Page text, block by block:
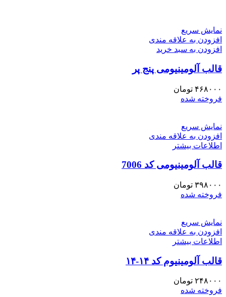
نمایش سریع
افزودن به علاقه مندی
افزودن به سبد خرید
قالب آلومینیومی پنج پر
۴۶۸۰۰۰ تومان
فروخته شده
نمایش سریع
افزودن به علاقه مندی
اطلاعات بیشتر
قالب آلومینیومی کد 7006
۳۹۸۰۰۰ تومان
فروخته شده
نمایش سریع
افزودن به علاقه مندی
اطلاعات بیشتر
قالب آلومینیوم کد ۱۴-۱۴
۲۴۸۰۰۰ تومان
فروخته شده